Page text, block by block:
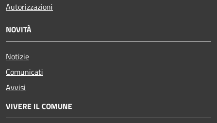
Autorizzazioni
NOVITÀ
Notizie
Comunicati
Avvisi
VIVERE IL COMUNE